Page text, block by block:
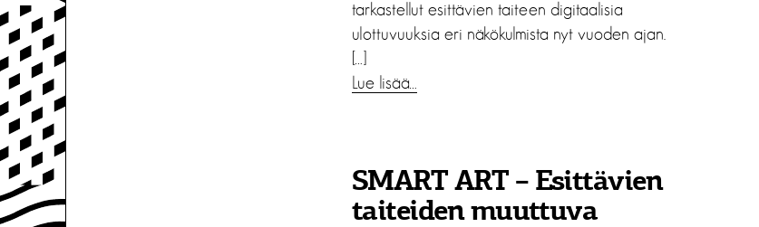
tarkastellut esittävien taiteen digitaalisia
ulottuvuuksia eri näkökulmista nyt vuoden ajan.
[…]
Lue lisää…
SMART ART – Esittävien
taiteiden muuttuva